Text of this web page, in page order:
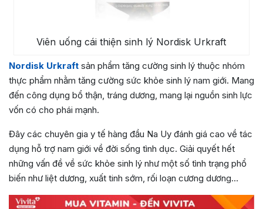
Viên uống cái thiện sinh lý Nordisk Urkraft
Nordisk Urkraft sản phẩm tăng cường sinh lý thuộc nhóm
thực phẩm nhằm tăng cường sức khỏe sinh lý nam giới. Mang
đến công dụng bổ thận, tráng dương, mang lại nguồn sinh lực
vốn có cho phái mạnh.
Đây các chuyên gia y tế hàng đầu Na Uy đánh giá cao về tác
dụng hỗ trợ nam giới về đời sống tình dục. Giải quyết hết
những vấn đề về sức khỏe sinh lý như một số tình trạng phổ
biến như liệt dương, xuất tinh sớm, rối loạn cương dương…